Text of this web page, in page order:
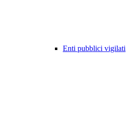
Enti pubblici vigilati